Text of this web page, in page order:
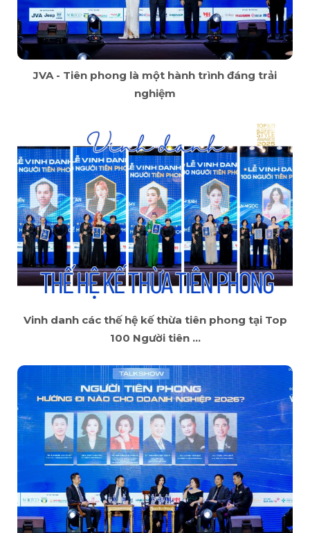
JVA - Tiên phong là một hành trình đáng trải
nghiệm
Vinh danh các thế hệ kế thừa tiên phong tại Top
100 Người tiên ...